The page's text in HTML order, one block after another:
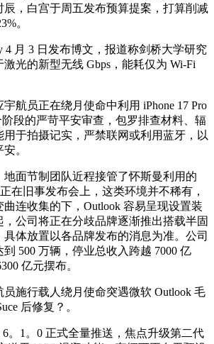
辰，白宫于周五发布预算提案，打算削减
。
月 3 日发布博文，报道称剑桥大学研究
光的新型无线 Gbps，能耗仅为 Wi-Fi
员正在绕月使命中利用 iPhone 17 Pro
段的严苛平安审查，包罗排查材料、辐
于拍摄记实，严禁联网或利用蓝牙，以
。
面节制团队近程接管了怀斯曼利用的
正在旧事发布会上，这类环境并不稀有，
连收集的下，Outlook 容易呈现设置装
公司将正在分歧品牌逐渐推出搭载半固
体放置以各品牌发布的消息为准。公司
500 万辆，停业总收入跨越 7000 亿
亿元摆布。
施行载人绕月使命突遇微软 Outlook 毛
后修复？。
1。0 正式全量推送，焦点升级第二代